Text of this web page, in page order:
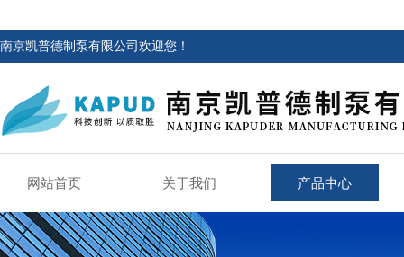
南京凯普德制泵有限公司欢迎您！
网站首页 关于我们 产品中心